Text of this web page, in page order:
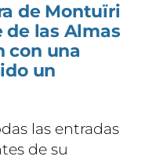
de Montuïri
de las Almas
con una
un
las entradas
de su